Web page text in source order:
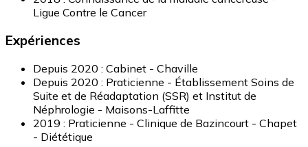
Ligue Contre le Cancer
Expériences
Depuis 2020 : Cabinet - Chaville
Depuis 2020 : Praticienne - Établissement Soins de
Suite et de Réadaptation (SSR) et Institut de
Néphrologie - Maisons-Laffitte
2019 : Praticienne - Clinique de Bazincourt - Chapet
- Diététique